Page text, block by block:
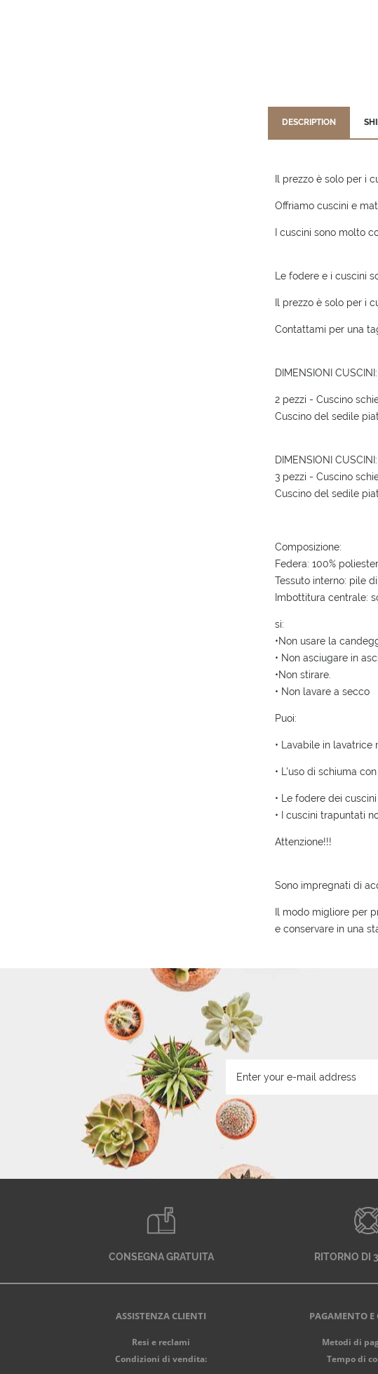
DESCRIPTION
Il prezzo è solo per i
Offriamo cuscini e
I cuscini sono molto
Le fodere e i cuscini
Il prezzo è solo per i
Contattami per una
DIMENSIONI
2 pezzi - Cuscino
Cuscino del sedile
DIMENSIONI
3 pezzi - Cuscino
Cuscino del sedile
Composizione:
Federa: 100%
Tessuto interno: pile
Imbottitura centrale:
si:
•Non usare la
• Non asciugare in
•Non stirare.
• Non lavare a secco
Puoi:
• Lavabile in lavatrice
• L'uso di schiuma
• Le fodere dei
• I cuscini trapuntati
Attenzione!!!
Sono impregnati di
Il modo migliore per
e conservare in una
CONSEGNA GRATUITA RITORNO DI
ASSISTENZA CLIENTI
Resi e reclami
Condizioni di vendita:
PAGAMENTO E
Metodi di
Tempo di